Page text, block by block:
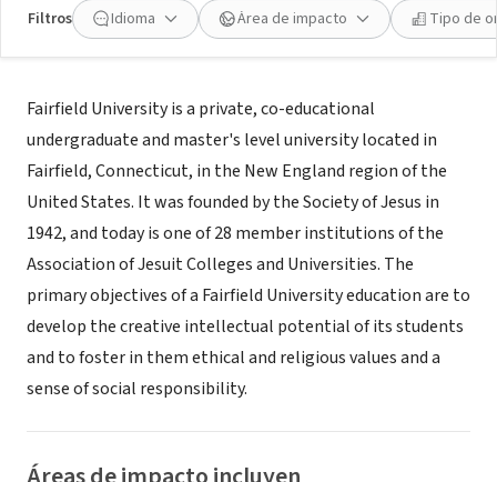
Filtros Idioma Área de impacto Tipo de
Acerca de
Fairfield University is a private, co-educational
undergraduate and master's level university located in
Fairfield, Connecticut, in the New England region of the
United States. It was founded by the Society of Jesus in
1942, and today is one of 28 member institutions of the
Association of Jesuit Colleges and Universities. The
primary objectives of a Fairfield University education are to
develop the creative intellectual potential of its students
and to foster in them ethical and religious values and a
sense of social responsibility.